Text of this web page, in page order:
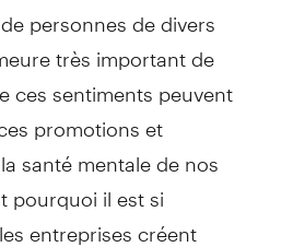
personnes de divers
très important de
ces sentiments peuvent
promotions et
santé mentale de nos
pourquoi il est si
entreprises créent